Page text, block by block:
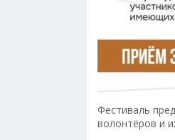
Фестиваль
волонтёров и